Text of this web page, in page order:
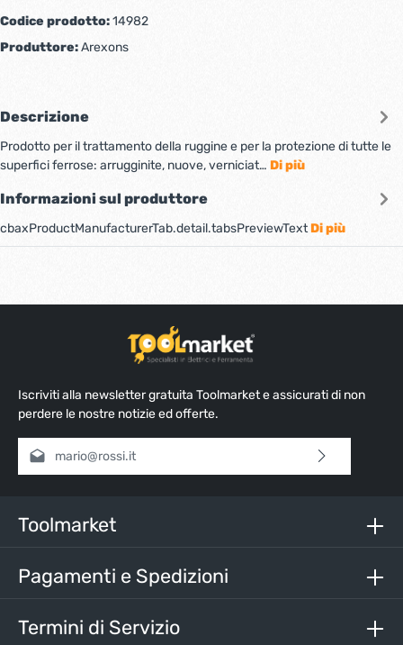
Codice prodotto:14982
Produttore:Arexons
Descrizione
Prodotto per il trattamento della ruggine e per la protezione di tutte le
superfici ferrose: arrugginite, nuove, verniciat… Di più
Informazioni sul produttore
cbaxProductManufacturerTab.detail.tabsPreviewTextDi più
Iscriviti alla newsletter gratuita Toolmarket e assicurati di non
perdere le nostre notizie ed offerte.
Indirizzo e-mail*
nostri termini e condizioni generali
Inserisci i caratteri sopra*
Toolmarket
Pagamenti e Spedizioni
Termini di Servizio